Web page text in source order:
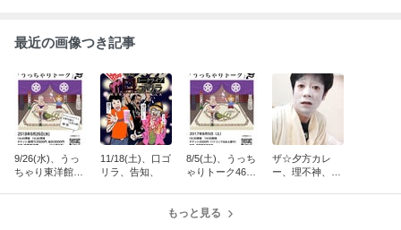
最近の画像つき記事
9/26(水)、うっ
ちゃり東洋館ス
11/18(土)、口ゴ
リラ、告知、
8/5(土)、うっち
ゃりトーク46、
ザ☆夕方カレ
ー、理不神、全
もっと見る